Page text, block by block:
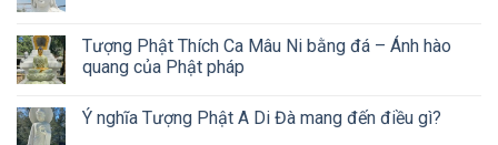
Tượng Phật Thích Ca Mâu Ni bằng đá – Ánh hào
quang của Phật pháp
Ý nghĩa Tượng Phật A Di Đà mang đến điều gì?